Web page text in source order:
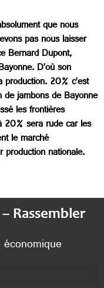
que nous
pas nous laisser
Bernard Dupont,
D’où son
20% c’est
jambons de Bayonne
les frontières
20% sera rude car les
le marché
nationale.
Rassembler